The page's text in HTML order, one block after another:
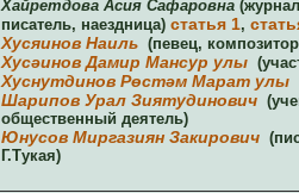
Хайретдова Асия Сафаровна
писатель, наездница) статья 1,
Хусяинов Наиль (певец,
Хусәинов Дамир Мансур улы
Хуснутдинов Рөстәм Марат улы
Шарипов Урал Зиятудинович
общественный деятель)
Юнусов Миргазиян Закирович
Г.Тукая)